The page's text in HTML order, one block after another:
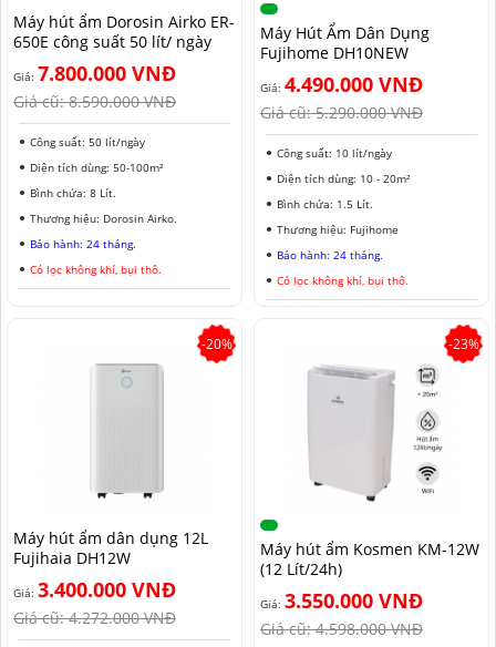
MÁY HÚT ẨM ROTOR
MÁY HÚT ẨM HARISON
MÁY HÚT ẨM FUJIHAIA
MÁY HÚT ẨM EDISON
MÁY LỌC KHÔNG KHÍ LG
MÁY LỌC KHÔNG KHÍ FUJIE
MÁY LỌC KHÔNG KHÍ HITACHI
MÁY LỌC KHÔNG KHÍ PANASONIC
MÁY LỌC KHÔNG KHÍ Ô TÔ
MÁY HÚT ẨM ROTOR
MÁY HÚT ẨM HARISON
MÁY HÚT ẨM FUJIHAIA
MÁY HÚT ẨM EDISON
TIN TỨC MÁY LẠNH DI ĐỘNG
TIN TỨC TỦ CHỐNG ẨM
TIN TỨC QUẠT ĐỐI LƯU
LONG AN
ĐỒNG NAI
SƠN LA
ĐỒNG THÁP
KHÁNH HÒA
QUẢNG NAM
Máy hút ẩm Dorosin Airko ER-
650E công suất 50 lít/ ngày
Giá: 7.800.000 VNĐ
Giá cũ:8.590.000 VNĐ
Công suất: 50 lít/ngày
Diện tích dùng: 50-100m²
Bình chứa: 8 Lít.
Thương hiệu: Dorosin Airko.
Bảo hành: 24 tháng.
Có lọc không khí, bụi thô.
Máy Hút Ẩm Dân Dụng
Fujihome DH10NEW
Giá: 4.490.000 VNĐ
Giá cũ:5.290.000 VNĐ
Công suất: 10 lít/ngày
Diện tích dùng: 10 - 20m²
Bình chứa: 1.5 Lít.
Thương hiệu: Fujihome
Bảo hành: 24 tháng.
Có lọc không khí, bụi thô.
-20%
Máy hút ẩm dân dụng 12L
Fujihaia DH12W
Giá: 3.400.000 VNĐ
Giá cũ:4.272.000 VNĐ
-23%
Máy hút ẩm Kosmen KM-12W
(12 Lít/24h)
Giá: 3.550.000 VNĐ
Giá cũ:4.598.000 VNĐ